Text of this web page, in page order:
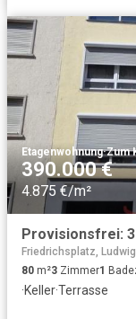
Etagenwohnung·Zum
390.000 €
4.875 €/m²
Friedrichsplatz,
80 m²3 Zimmer1
·Keller·Terrasse